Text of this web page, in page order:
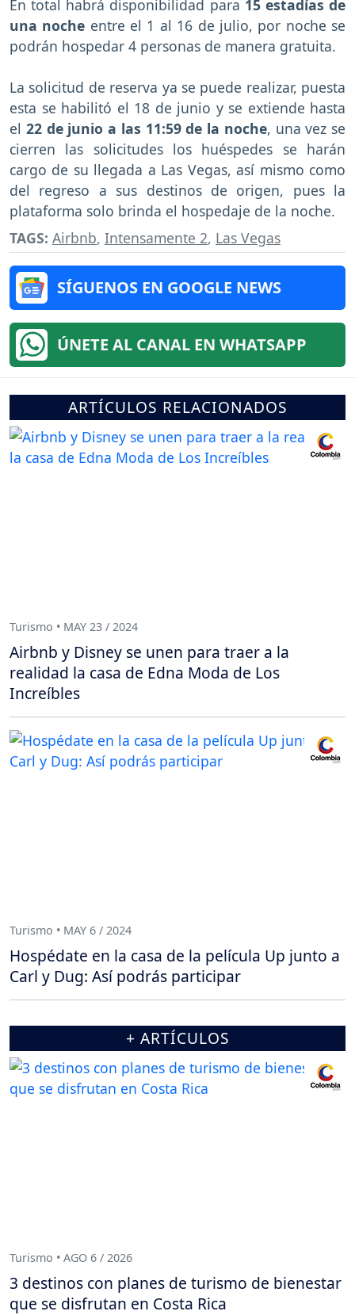
En total habrá disponibilidad para 15 estadías de
una noche entre el 1 al 16 de julio, por noche se
podrán hospedar 4 personas de manera gratuita.
La solicitud de reserva ya se puede realizar, puesta
esta se habilitó el 18 de junio y se extiende hasta
el 22 de junio a las 11:59 de la noche, una vez se
cierren las solicitudes los huéspedes se harán
cargo de su llegada a Las Vegas, así mismo como
del regreso a sus destinos de origen, pues la
plataforma solo brinda el hospedaje de la noche.
TAGS: Airbnb, Intensamente 2, Las Vegas
SÍGUENOS EN GOOGLE NEWS
ÚNETE AL CANAL EN WHATSAPP
ARTÍCULOS RELACIONADOS
Turismo • MAY 23 / 2024
Airbnb y Disney se unen para traer a la
realidad la casa de Edna Moda de Los
Increíbles
Turismo • MAY 6 / 2024
Hospédate en la casa de la película Up junto a
Carl y Dug: Así podrás participar
+ ARTÍCULOS
Turismo • AGO 6 / 2026
3 destinos con planes de turismo de bienestar
que se disfrutan en Costa Rica